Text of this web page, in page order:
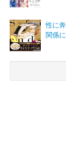
性に
関係